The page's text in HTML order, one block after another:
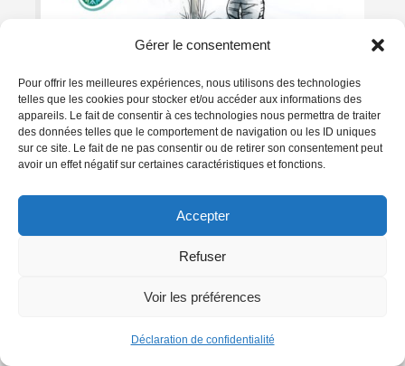
Gérer le consentement
Pour offrir les meilleures expériences, nous utilisons des technologies
telles que les cookies pour stocker et/ou accéder aux informations des
appareils. Le fait de consentir à ces technologies nous permettra de traiter
des données telles que le comportement de navigation ou les ID uniques
sur ce site. Le fait de ne pas consentir ou de retirer son consentement peut
avoir un effet négatif sur certaines caractéristiques et fonctions.
Accepter
Refuser
Voir les préférences
Déclaration de confidentialité
Pourquoi le droit à l’erreur
est si difficile quand on est
HP ?
parNathalie LOURDEL|5 Juin, 2026|Atypique
» Ces phrases, beaucoup les ont entendues